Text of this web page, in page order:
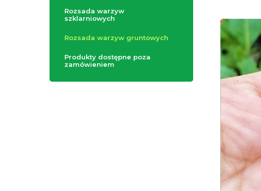
Rozsada warzyw
szklarniowych
Rozsada warzyw gruntowych
Produkty dostępne poza
zamówieniem